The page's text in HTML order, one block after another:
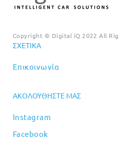
Copyright © Digital iQ 2022 All
ΣΧΕΤΙΚΆ
Επικοινωνία
ΑΚΟΛΟΥΘΉΣΤΕ ΜΑΣ
Instagram
Facebook